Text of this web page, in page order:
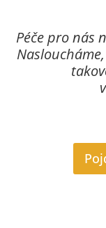
Péče pro nás